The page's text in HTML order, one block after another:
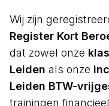
Wij zijn
Register Kort
dat zowel onze
Leiden als onze
Leiden BTW-
trainingen